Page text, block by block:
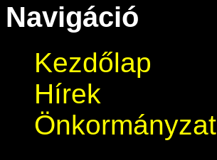
Navigáció
Kezdőlap
Hírek
Önkormányzat